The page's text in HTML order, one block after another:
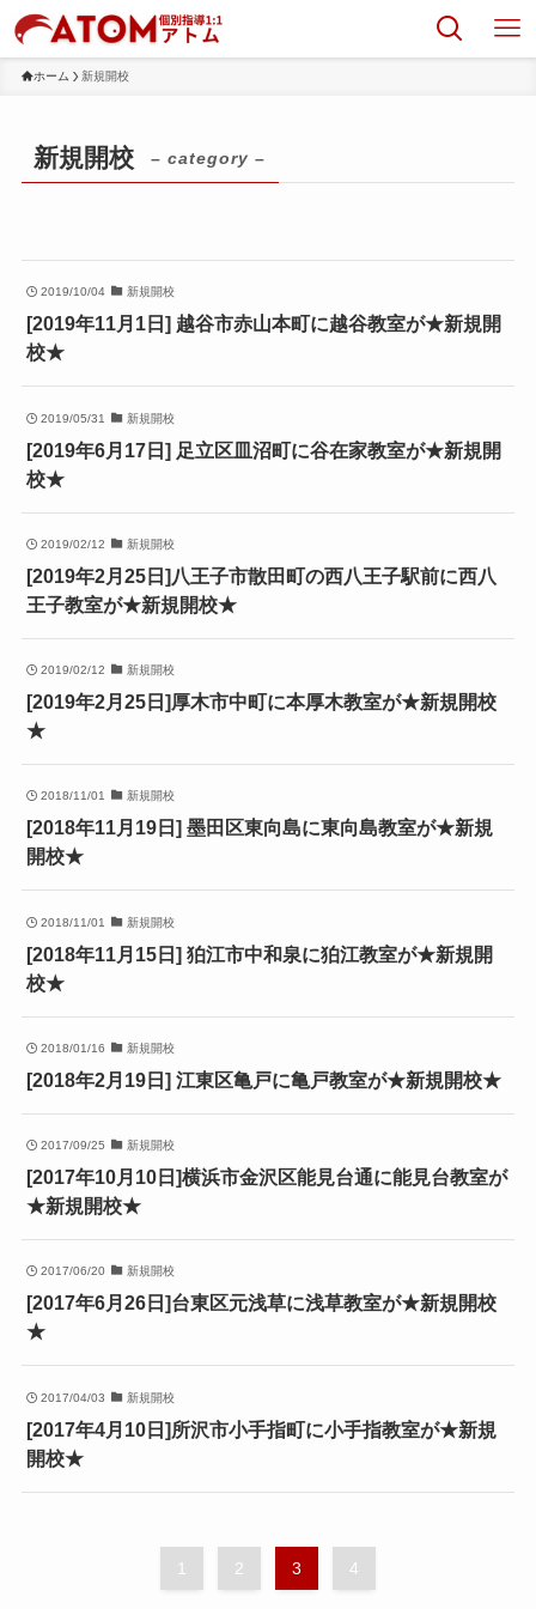
ホーム 新規開校
新規開校 – category –
2019/10/04 新規開校
[2019年11月1日] 越谷市赤山本町に越谷教室が★新規開
校★
2019/05/31 新規開校
[2019年6月17日] 足立区皿沼町に谷在家教室が★新規開
校★
2019/02/12 新規開校
[2019年2月25日]八王子市散田町の西八王子駅前に西八
王子教室が★新規開校★
2019/02/12 新規開校
[2019年2月25日]厚木市中町に本厚木教室が★新規開校
★
2018/11/01 新規開校
[2018年11月19日] 墨田区東向島に東向島教室が★新規
開校★
2018/11/01 新規開校
[2018年11月15日] 狛江市中和泉に狛江教室が★新規開
校★
2018/01/16 新規開校
[2018年2月19日] 江東区亀戸に亀戸教室が★新規開校★
2017/09/25 新規開校
[2017年10月10日]横浜市金沢区能見台通に能見台教室が
★新規開校★
2017/06/20 新規開校
[2017年6月26日]台東区元浅草に浅草教室が★新規開校
★
2017/04/03 新規開校
[2017年4月10日]所沢市小手指町に小手指教室が★新規
開校★
1 2 3 4